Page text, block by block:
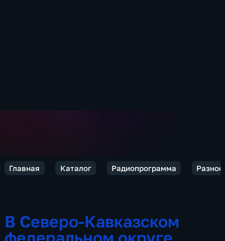
Главная Каталог Радиопрограмма
В Северо-Кавказском